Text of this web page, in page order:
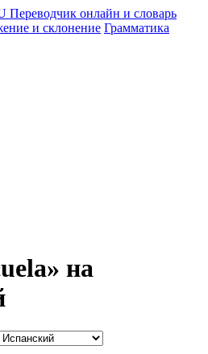
и склонение Грамматика
на